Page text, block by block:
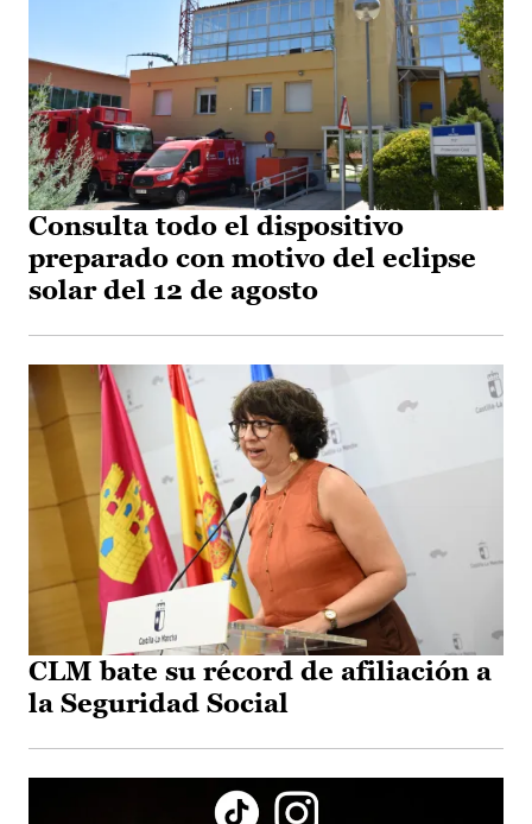
Consulta todo el dispositivo
preparado con motivo del eclipse
solar del 12 de agosto
CLM bate su récord de afiliación a
la Seguridad Social